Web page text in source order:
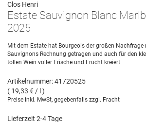
Clos Henri
Estate Sauvignon Blanc
2025
Mit dem Estate hat Bourgeois der großen Nachfrage
Sauvignons Rechnung getragen und auch für den
tollen Wein voller Frische und Frucht kreiert
Artikelnummer: 41720525
( 19,33 € / l )
Preise inkl. MwSt, gegebenfalls zzgl. Fracht
Lieferzeit 2-4 Tage